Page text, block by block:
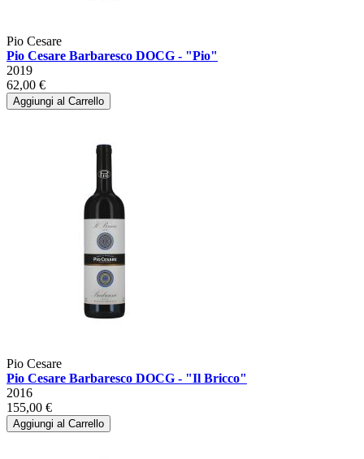
Pio Cesare
Pio Cesare Barbaresco DOCG - "Pio"
2019
62,00 €
Aggiungi al Carrello
Pio Cesare
Pio Cesare Barbaresco DOCG - "Il Bricco"
2016
155,00 €
Aggiungi al Carrello